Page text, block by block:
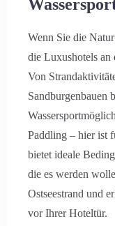
Wenn Sie die
die Luxushotels an
Von
Sandburgenbauen
Paddling – hier ist
bietet ideale
die es werden
Ostseestrand und
vor Ihrer Hoteltür.